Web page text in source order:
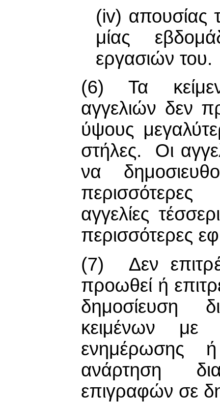
(iv) απουσίας
μίας
εργασιών του.
(6) Τα
αγγελιών δεν
ύψους
στήλες. Οι
να
αγγελίες
περισσότερες
(7) Δεν
προωθεί ή
δημοσίευση
κειμένων με
ενημέρωσης
ανάρτηση
επιγραφών σε